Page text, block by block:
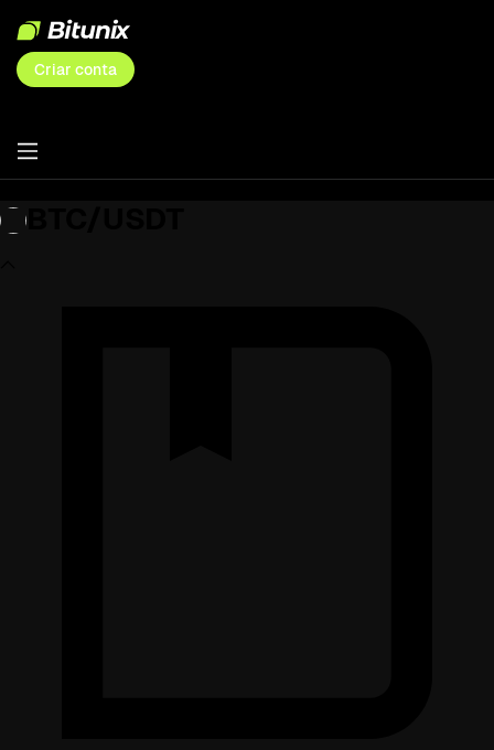
Criar conta